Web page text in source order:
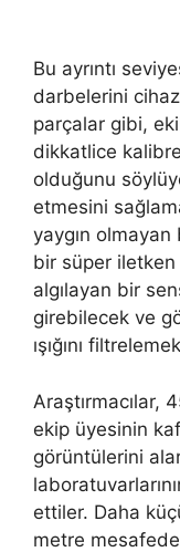
Bu ayrıntı
darbelerini
parçalar gibi,
dikkatlice
olduğunu
etmesini
yaygın
bir süper iletken
algılayan bir
girebilecek ve
ışığını
Araştırmacılar,
ekip üyesinin
görüntülerini
ettiler. Daha
metre